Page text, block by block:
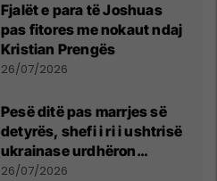
Fjalët e para të Joshuas
pas fitores me nokaut ndaj
Kristian Prengës
26/07/2026
Pesë ditë pas marrjes së
detyrës, shefi i ri i ushtrisë
ukrainase urdhëron
kontroll të madh
26/07/2026